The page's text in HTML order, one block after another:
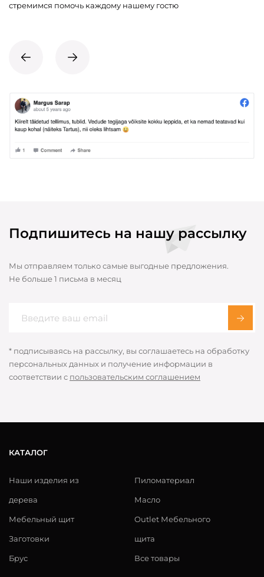
стремимся помочь каждому нашему гостю
Подпишитесь на нашу рассылку
Мы отправляем только самые выгодные предложения.
Не больше 1 письма в месяц
* подписываясь на рассылку, вы соглашаетесь на обработку
персональных данных и получение информации в
соответствии с пользовательским соглашением
КАТАЛОГ
Наши изделия из
дерева
Мебельный щит
Заготовки
Брус
Пиломатериал
Масло
Outlet Мебельного
щита
Все товары